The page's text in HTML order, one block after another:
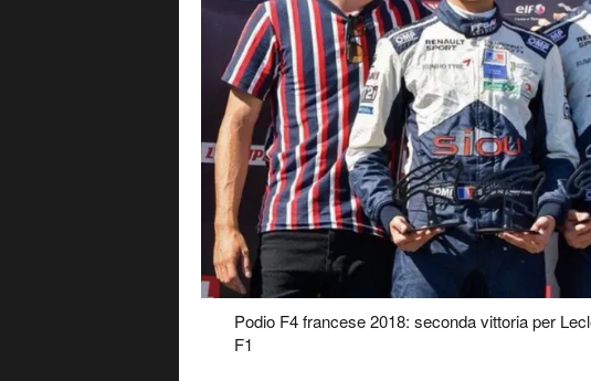
Podio F4 francese 2018: seconda vittoria per
F1